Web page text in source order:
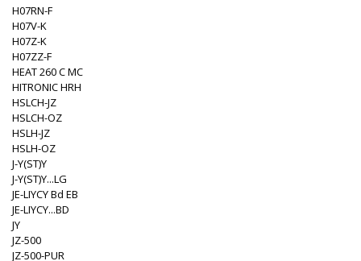
H07RN-F
H07V-K
H07Z-K
H07ZZ-F
HEAT 260 C MC
HITRONIC HRH
HSLCH-JZ
HSLCH-OZ
HSLH-JZ
HSLH-OZ
J-Y(ST)Y
J-Y(ST)Y...LG
JE-LIYCY Bd EB
JE-LIYCY...BD
JY
JZ-500
JZ-500-PUR